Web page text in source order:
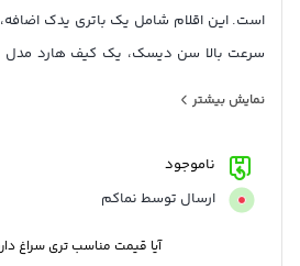
سرعت بالا سن دیسک، یک کیف هارد مدل
نمایش بیشتر
ناموجود
ارسال توسط نماکم
آیا قیمت مناسب تری سراغ